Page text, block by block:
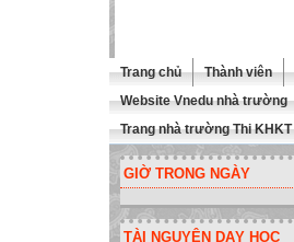
Trang chủ Thành viên
Website Vnedu nhà trường
Trang nhà trường Thi KHKT
GIỜ TRONG NGÀY
TÀI NGUYÊN DẠY HỌC